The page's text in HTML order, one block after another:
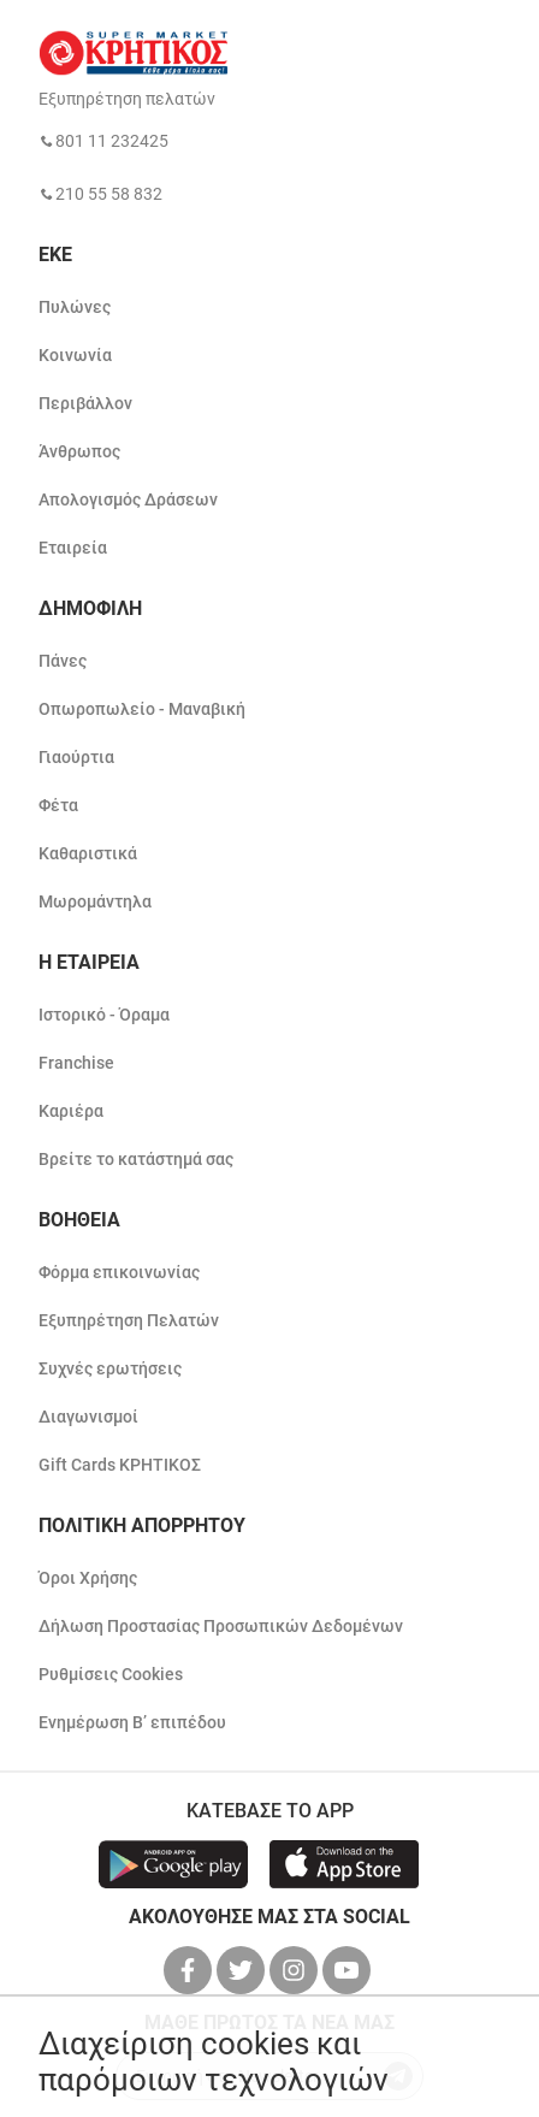
Εξυπηρέτηση πελατών
801 11 232425
210 55 58 832
ΕΚΕ
Πυλώνες
Κοινωνία
Περιβάλλον
Άνθρωπος
Απολογισμός Δράσεων
Εταιρεία
ΔΗΜΟΦΙΛΗ
Πάνες
Οπωροπωλείο - Μαναβική
Γιαούρτια
Φέτα
Καθαριστικά
Μωρομάντηλα
Η ΕΤΑΙΡΕΙΑ
Ιστορικό - Όραμα
Franchise
Καριέρα
Βρείτε το κατάστημά σας
ΒΟΗΘΕΙΑ
Φόρμα επικοινωνίας
Εξυπηρέτηση Πελατών
Συχνές ερωτήσεις
Διαγωνισμοί
Gift Cards ΚΡΗΤΙΚΟΣ
ΠΟΛΙΤΙΚΗ ΑΠΟΡΡΗΤΟΥ
Όροι Χρήσης
Δήλωση Προστασίας Προσωπικών Δεδομένων
Ρυθμίσεις Cookies
Ενημέρωση Β’ επιπέδου
ΚΑΤΕΒΑΣΕ ΤΟ APP
ΑΚΟΛΟΥΘΗΣΕ ΜΑΣ ΣΤΑ SOCIAL
Διαχείριση cookies και
παρόμοιων τεχνολογιών